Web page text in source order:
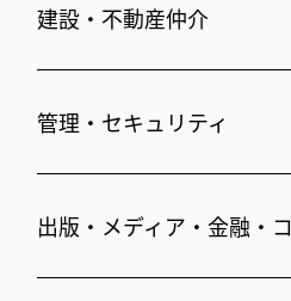
建設・不動産仲介
新築分譲マンション・新築戸
注文住宅・リフォーム
賃貸・売買物件情報
管理・セキュリティ
社宅代行
時間貸し駐車場
出版・メディア・金融・